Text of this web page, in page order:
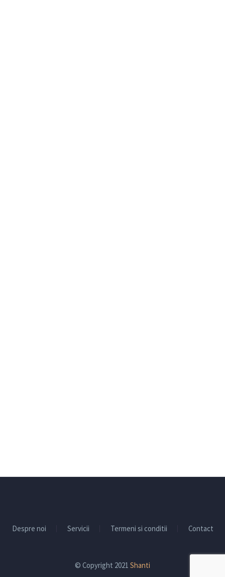
Despre noi Servicii Termeni si conditii Contact
© Copyright 2021 Shanti